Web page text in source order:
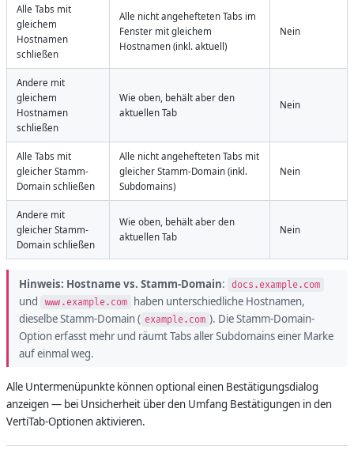
Alle Tabs mit
gleichem
Hostnamen
schließen
Alle nicht angehefteten Tabs im
Fenster mit gleichem
Hostnamen (inkl. aktuell)
Nein
Andere mit
gleichem
Hostnamen
schließen
Wie oben, behält aber den
aktuellen Tab
Nein
Alle Tabs mit
gleicher Stamm-
Domain schließen
Alle nicht angehefteten Tabs mit
gleicher Stamm-Domain (inkl.
Subdomains)
Nein
Andere mit
gleicher Stamm-
Domain schließen
Wie oben, behält aber den
aktuellen Tab
Nein
Hinweis: Hostname vs. Stamm-Domain: docs.example.com
und www.example.com
haben unterschiedliche Hostnamen,
dieselbe Stamm-Domain ( example.com ). Die Stamm-Domain-
Option erfasst mehr und räumt Tabs aller Subdomains einer Marke
auf einmal weg.
Alle Untermenüpunkte können optional einen Bestätigungsdialog
anzeigen — bei Unsicherheit über den Umfang Bestätigungen in den
VertiTab-Optionen aktivieren.